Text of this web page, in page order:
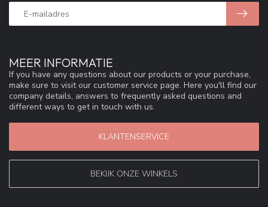
MEER INFORMATIE
If you have any questions about our products or your purchase,
make sure to visit our customer service page. Here you'll find our
company details, answers to frequently asked questions and
different ways to get in touch with us.
KLANTENSERVICE
BEKIJK ONZE WINKELS